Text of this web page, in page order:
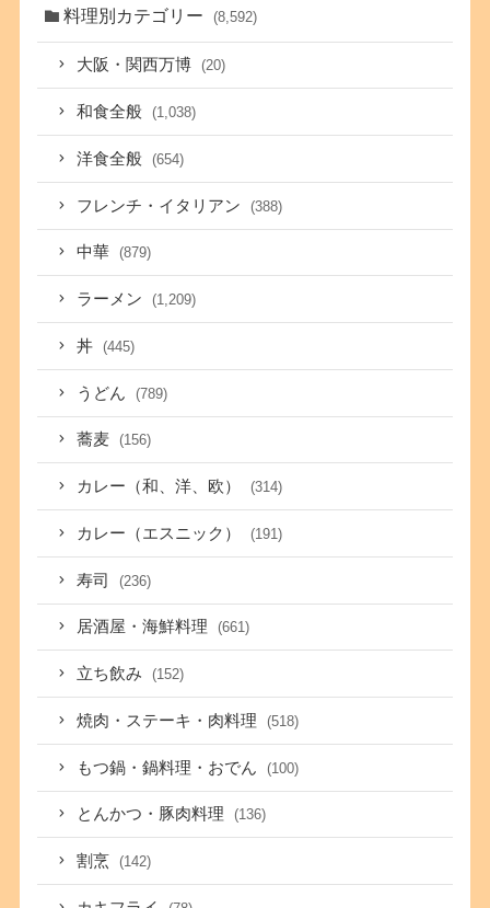
料理別カテゴリー (8,592)
大阪・関西万博 (20)
和食全般 (1,038)
洋食全般 (654)
フレンチ・イタリアン (388)
中華 (879)
ラーメン (1,209)
丼 (445)
うどん (789)
蕎麦 (156)
カレー（和、洋、欧） (314)
カレー（エスニック） (191)
寿司 (236)
居酒屋・海鮮料理 (661)
立ち飲み (152)
焼肉・ステーキ・肉料理 (518)
もつ鍋・鍋料理・おでん (100)
とんかつ・豚肉料理 (136)
割烹 (142)